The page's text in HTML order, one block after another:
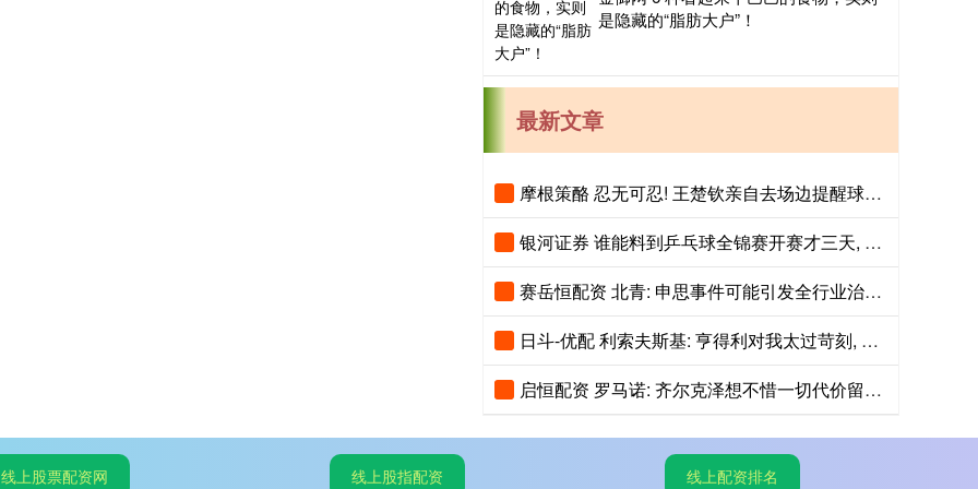
是隐藏的“脂肪大户”！
最新文章
摩根策酪 忍无可忍! 王楚钦亲自去场边提醒球迷, 关掉闪光灯!
银河证券 谁能料到乒乓球全锦赛开赛才三天, 29岁樊振东意外走红全网
赛岳恒配资 北青: 申思事件可能引发全行业治理行动, 禁业人员再受关注
日斗-优配 利索夫斯基: 亨得利对我太过苛刻, 吴宜泽和赵心童简直不可思议!
启恒配资 罗马诺: 齐尔克泽想不惜一切代价留队, 但曼联可能让他走人
线上股票配资网 线上股指配资 线上配资排名